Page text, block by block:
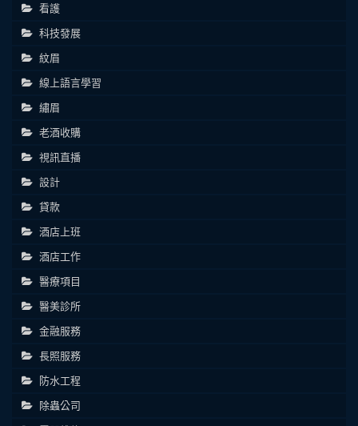
看護
科技發展
紋眉
線上語言學習
繡眉
老酒收購
視訊直播
設計
貸款
酒店上班
酒店工作
醫療項目
醫美診所
金融服務
長照服務
防水工程
除蟲公司